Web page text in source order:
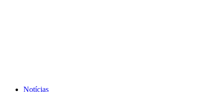
Notícias